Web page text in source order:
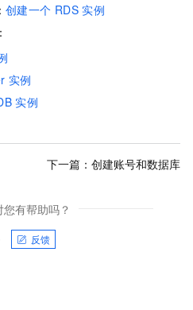
创建一个 RDS 实例
实例
实例
下一篇： 创建账号和数据库
有帮助吗？
反馈